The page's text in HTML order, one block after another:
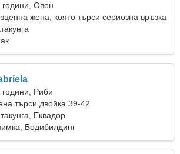
години, Овен
жена, която търси сериозна връзка
години, Риби
търси двойка 39-42
Еквадор
Бодибилдинг